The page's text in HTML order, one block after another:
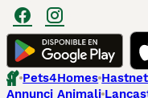
Pets4Homes Hastnet
Annunci Animali